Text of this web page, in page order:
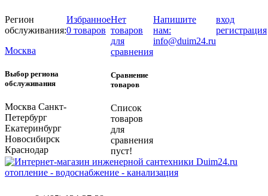
Регион
обслуживания:
Москва
Выбор региона
обслуживания
Москва Санкт-
Петербург
Екатеринбург
Новосибирск
Краснодар
Избранное
0 товаров
Нет
товаров
для
сравнения
Сравнение
товаров
Список
товаров
для
сравнения
пуст!
Напишите
нам:
info@duim24.ru
вход
регистрация
отопление - водоснабжение - канализация